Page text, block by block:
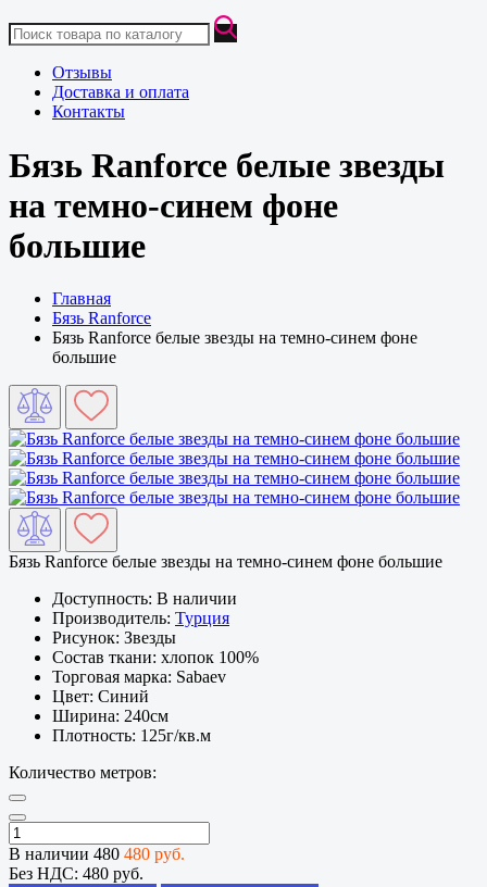
Отзывы
Доставка и оплата
Контакты
Бязь Ranforce белые звезды
на темно-синем фоне
большие
Главная
Бязь Ranforce
Бязь Ranforce белые звезды на темно-синем фоне
большие
Бязь Ranforce белые звезды на темно-синем фоне большие
Доступность: В наличии
Производитель: Турция
Рисунок: Звезды
Состав ткани: хлопок 100%
Торговая марка: Sabaev
Цвет: Синий
Ширина: 240см
Плотность: 125г/кв.м
Количество метров:
В наличии 480 480 руб.
Без НДС: 480 руб.